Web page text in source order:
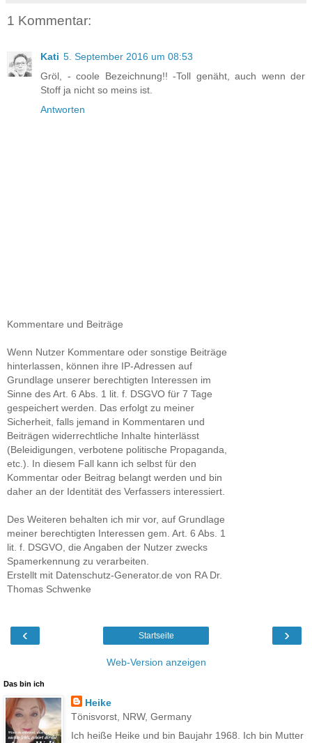
1 Kommentar:
Kati 5. September 2016 um 08:53
Gröl, - coole Bezeichnung!! -Toll genäht, auch wenn der
Stoff ja nicht so meins ist.
Antworten
Kommentare und Beiträge
Wenn Nutzer Kommentare oder sonstige Beiträge
hinterlassen, können ihre IP-Adressen auf
Grundlage unserer berechtigten Interessen im
Sinne des Art. 6 Abs. 1 lit. f. DSGVO für 7 Tage
gespeichert werden. Das erfolgt zu meiner
Sicherheit, falls jemand in Kommentaren und
Beiträgen widerrechtliche Inhalte hinterlässt
(Beleidigungen, verbotene politische Propaganda,
etc.). In diesem Fall kann ich selbst für den
Kommentar oder Beitrag belangt werden und bin
daher an der Identität des Verfassers interessiert.
Des Weiteren behalten ich mir vor, auf Grundlage
meiner berechtigten Interessen gem. Art. 6 Abs. 1
lit. f. DSGVO, die Angaben der Nutzer zwecks
Spamerkennung zu verarbeiten.
Erstellt mit Datenschutz-Generator.de von RA Dr.
Thomas Schwenke
‹ ›
Startseite
Web-Version anzeigen
Das bin ich
Heike
Tönisvorst, NRW, Germany
Ich heiße Heike und bin Baujahr 1968. Ich bin Mutter